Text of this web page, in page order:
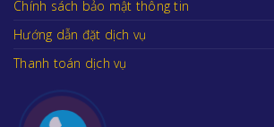
Chính sách bảo mật thông tin
Hướng dẫn đặt dịch vụ
Thanh toán dịch vụ